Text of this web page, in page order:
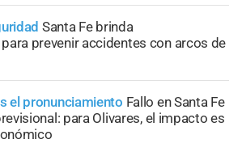
Santa Fe brinda
prevenir accidentes con arcos de
el pronunciamiento Fallo en Santa Fe
para Olivares, el impacto es